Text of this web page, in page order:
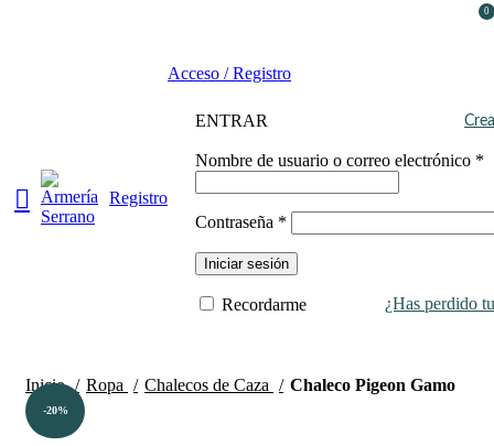
Registro
Acceso / Registro
ENTRAR
Nombre de usuario o correo electrónico *
Contraseña *
Iniciar sesión
¿Has perdido
Recordarme
0
Inicio Ropa Chalecos de Caza Chaleco Pigeon Gamo
-20%